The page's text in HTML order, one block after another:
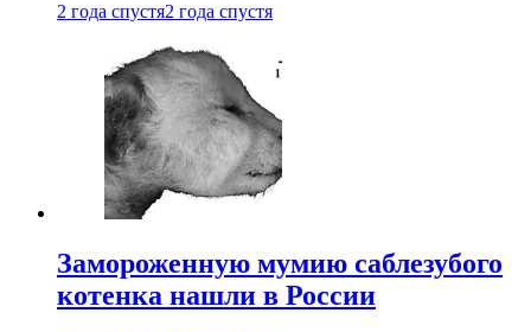
2 года спустя2 года спустя
Замороженную мумию саблезубого
котенка нашли в России